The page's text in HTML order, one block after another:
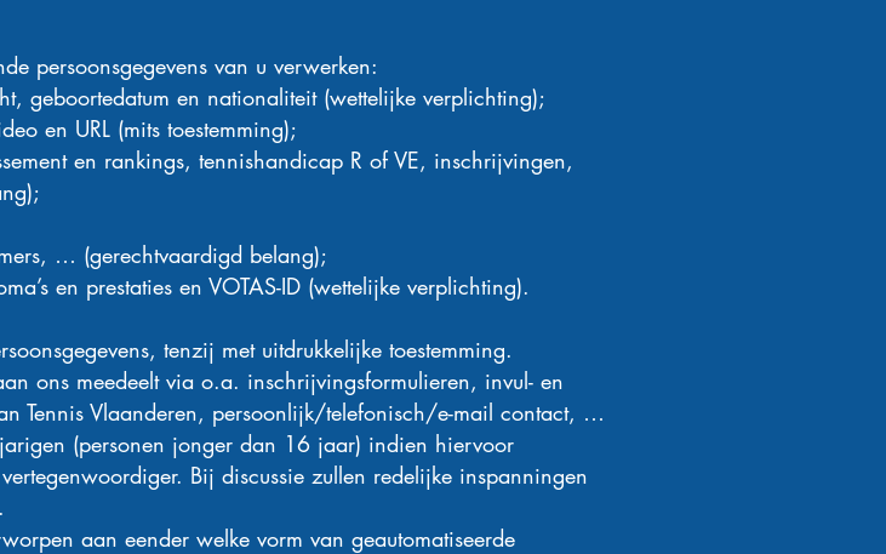
persoonsgegevens van u verwerken:
geboortedatum en nationaliteit (wettelijke verplichting);
en URL (mits toestemming);
en rankings, tennishandicap R of VE, inschrijvingen,
… (gerechtvaardigd belang);
en prestaties en VOTAS-ID (wettelijke verplichting).
tenzij met uitdrukkelijke toestemming.
ons meedeelt via o.a. inschrijvingsformulieren, invul- en
Tennis Vlaanderen, persoonlijk/telefonisch/e-mail contact, …
(personen jonger dan 16 jaar) indien hiervoor
Bij discussie zullen redelijke inspanningen
aan eender welke vorm van geautomatiseerde